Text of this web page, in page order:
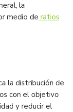
la
medio de ratios
la distribución de
con el objetivo
y reducir el